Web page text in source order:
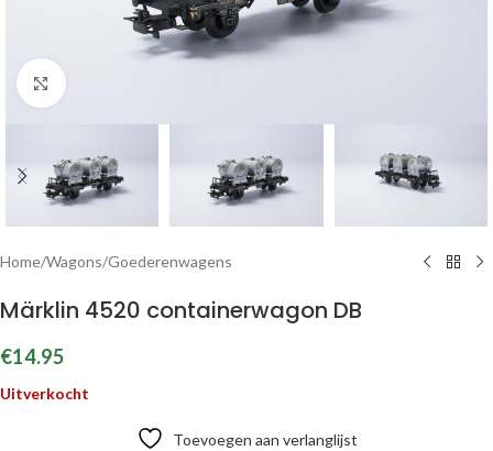
Click to enlarge
Home/Wagons/Goederenwagens
Märklin 4520 containerwagon DB
€14.95
Uitverkocht
Toevoegen aan verlanglijst